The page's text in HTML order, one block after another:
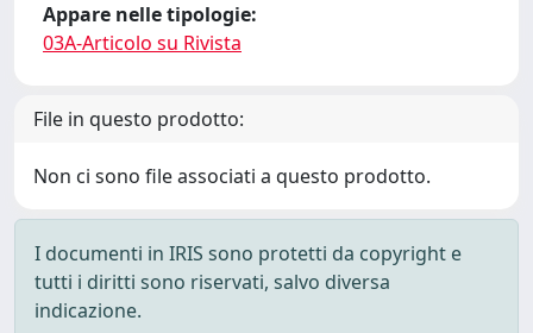
Appare nelle tipologie:
03A-Articolo su Rivista
File in questo prodotto:
Non ci sono file associati a questo prodotto.
I documenti in IRIS sono protetti da copyright e
tutti i diritti sono riservati, salvo diversa
indicazione.